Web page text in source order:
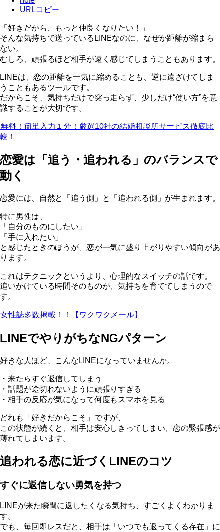
URLコピー
「好きだから、もっと仲良くなりたい！」
そんな気持ちで送っているLINEなのに、なぜか距離が縮まら
ない。
むしろ、頑張るほど相手が遠く感じてしまうこともあります。
LINEは、恋の距離を一気に縮めることも、逆に遠ざけてしま
うこともあるツールです。
だからこそ、気持ちだけで突っ走らず、少しだけ“使い方”を意
識することが大切です。
無料！簡単入力１分！厳選10社の結婚相談所サービス徹底比
較！
恋愛は「追う・追われる」のバランスで
動く
恋愛には、自然と「追う側」と「追われる側」が生まれます。
特に男性は、
「自分のものにしたい」
「手に入れたい」
と感じたときのほうが、恋が一気に盛り上がりやすい傾向があ
ります。
これはテクニックというより、心理的なスイッチの話です。
追いかけている時間そのものが、気持ちを育ててしまうので
す。
女性誌多数掲載！！【ワクワクメール】
LINEでやりがちなNGパターン
好きな人ほど、こんなLINEになっていませんか。
・来たらすぐ返信してしまう
・話題が途切れないように頑張りすぎる
・相手の反応が気になって何度もスマホを見る
どれも「好きだからこそ」ですが、
この状態が続くと、相手は安心しきってしまい、恋の緊張感が
薄れてしまいます。
追われる恋に近づくLINEのコツ
すぐに返信しない勇気を持つ
LINEが来た瞬間に返したくなる気持ち、すごくよくわかりま
す。
でも、毎回即レスだと、相手は「いつでも返ってくる存在」に